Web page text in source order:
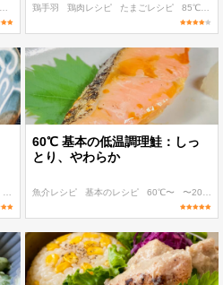
〜200 kcal 〜300 kcal
鶏手羽 鶏肉レシピ たまごレシピ 85℃〜
〜200 kcal
60℃ 基本の低温調理鮭：しっ
とり、やわらか
魚介レシピ 基本のレシピ 60℃〜 〜200 kcal